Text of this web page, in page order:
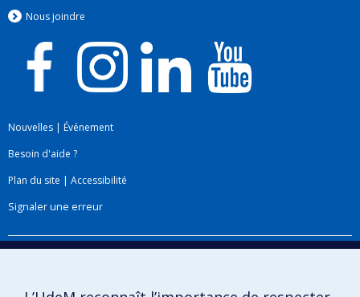
Nous joindre
Nouvelles | Événement
Besoin d'aide ?
Plan du site | Accessibilité
Signaler une erreur
Téléchargez les logos de l'ESPUM